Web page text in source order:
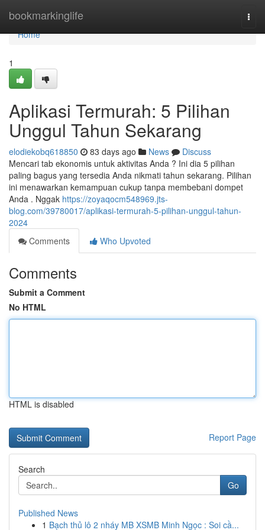
bookmarkinglife
Home
Home
1
Aplikasi Termurah: 5 Pilihan
Unggul Tahun Sekarang
elodiekobq618850 83 days ago News
Discuss
Mencari tab ekonomis untuk aktivitas Anda ? Ini dia 5 pilihan
paling bagus yang tersedia Anda nikmati tahun sekarang. Pilihan
ini menawarkan kemampuan cukup tanpa membebani dompet
Anda . Nggak https://zoyaqocm548969.jts-
blog.com/39780017/aplikasi-termurah-5-pilihan-unggul-tahun-
2024
Comments
Who Upvoted
Comments
Submit a Comment
No HTML
HTML is disabled
Report Page
Search
Go
Published News
1 Bạch thủ lô 2 nháy MB XSMB Minh Ngọc : Soi cầ...